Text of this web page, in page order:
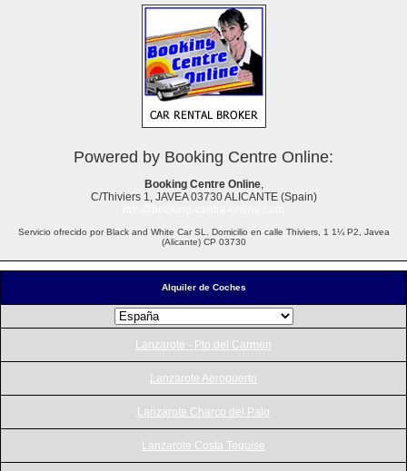
Alquiler de Coches
Lanzarote - Pto.del Carmen
Lanzarote Aeropuerto
Lanzarote Charco del Palo
Lanzarote Costa Teguise
Powered by Booking Centre Online:
Booking Centre Online,
C/Thiviers 1, JAVEA 03730 ALICANTE (Spain)
Servicio ofrecido por Black and White Car SL. Domicilio en calle Thiviers, 1 1¼ P2, Javea
(Alicante) CP 03730